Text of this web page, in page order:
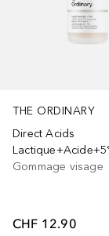
THE ORDINARY
Direct Acids
Gommage visage
CHF 12.90